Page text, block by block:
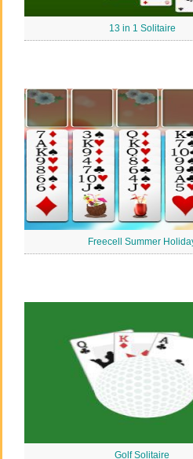
13 in 1 Solitaire
Freecell Summer
Golf Solitaire